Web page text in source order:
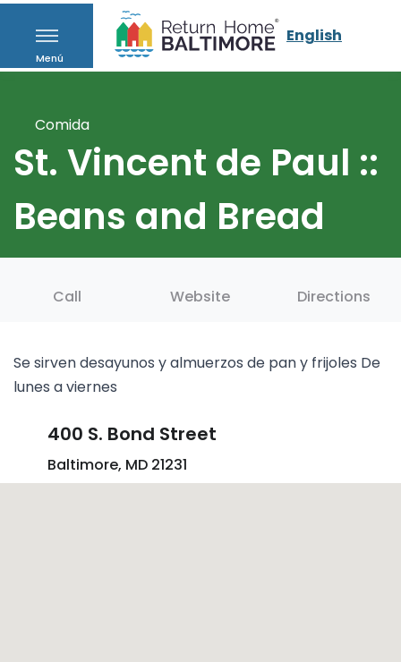
Menú
English
Comida
St. Vincent de Paul ::
Beans and Bread
Call Website Directions
Se sirven desayunos y almuerzos de pan y frijoles De
lunes a viernes
400 S. Bond Street
Baltimore, MD 21231